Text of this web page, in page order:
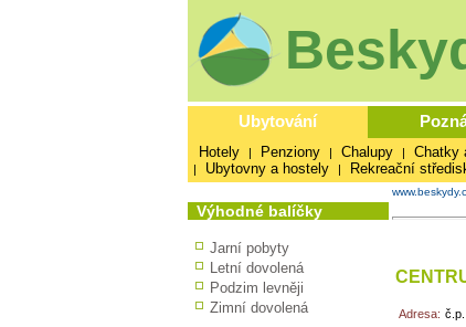
Ubytování
Hotely | Penziony | Chalupy | Chatky
| Ubytovny a hostely | Rekreační
Výhodné balíčky
Jarní pobyty
Letní dovolená
Podzim levněji
Zimní dovolená
Adresa: